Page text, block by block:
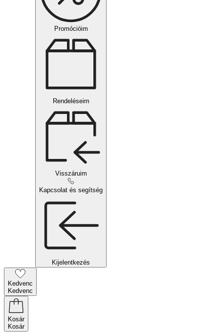
Promócióim
Rendeléseim
Visszáruim
Kapcsolat és segítség
Kijelentkezés
Kedvenc
Kedvenc
Kosár
Kosár